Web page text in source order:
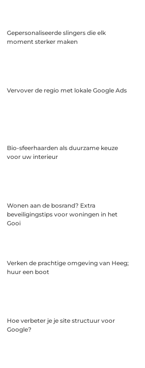
Gepersonaliseerde slingers die elk
moment sterker maken
Vervover de regio met lokale Google Ads
Bio-sfeerhaarden als duurzame keuze
voor uw interieur
Wonen aan de bosrand? Extra
beveiligingstips voor woningen in het
Gooi
Verken de prachtige omgeving van Heeg;
huur een boot
Hoe verbeter je je site structuur voor
Google?